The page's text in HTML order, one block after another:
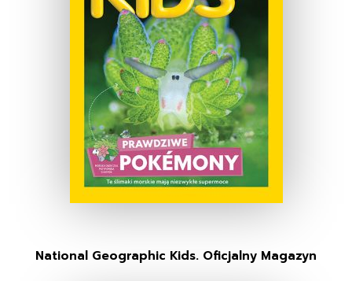
National Geographic Kids. Oficjalny Magazyn